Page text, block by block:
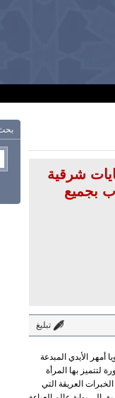
شرقية
بجميع
تبليغ
أمهر الأيدي المبدعة
لتتميز بها المرأة
العريقة التي